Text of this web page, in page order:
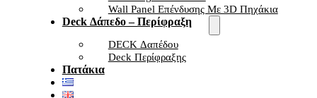
Wall Panel Επένδυσης Με 3D Πηχάκια
Deck Δάπεδο – Περίφραξη
DECK Δαπέδου
Deck Περίφραξης
Πατάκια